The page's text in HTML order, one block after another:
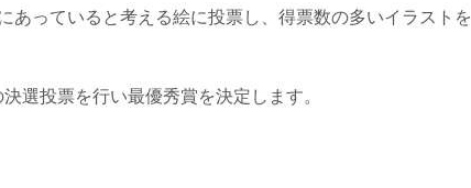
っていると考える絵に投票し、得票数の多いイラストを
選投票を行い最優秀賞を決定します。